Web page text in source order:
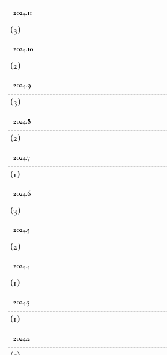
2024.11
(3)
2024.10
(2)
2024.9
(3)
2024.8
(2)
2024.7
(1)
2024.6
(3)
2024.5
(2)
2024.4
(1)
2024.3
(1)
2024.2